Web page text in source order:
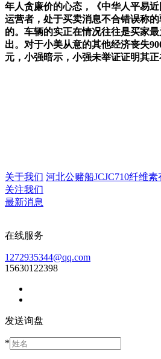
年人贪廉价的心态，《中华人平易
运营者，处于买卖消息不合错误称
的。车辆的实正在情况往往是买家
出。对于小美从意的其他经济丧失
元，小强暗示，小强未举证证明其
关于我们 河北公赌船JCJC710纤维
关注我们
最新消息
在线服务
1272935344@qq.com
15630122398
发送询盘
*